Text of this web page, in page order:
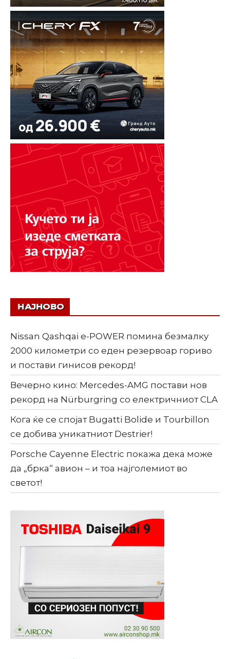
НАЈНОВО
Nissan Qashqai e-POWER помина безмалку
2000 километри со еден резервоар гориво
и постави гинисов рекорд!
Вечерно кино: Mercedes-AMG постави нов
рекорд на Nürburgring со електричниот CLA
Кога ќе се спојат Bugatti Bolide и Tourbillon
се добива уникатниот Destrier!
Porsche Cayenne Electric покажа дека може
да „брка“ авион – и тоа најголемиот во
светот!